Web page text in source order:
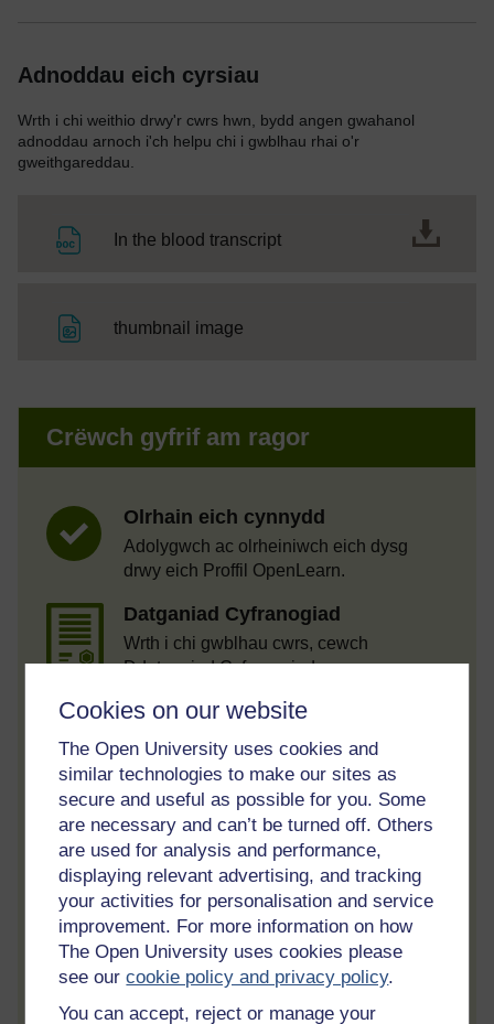
Cookies on our website
The Open University uses cookies and
similar technologies to make our sites as
secure and useful as possible for you. Some
are necessary and can’t be turned off. Others
are used for analysis and performance,
displaying relevant advertising, and tracking
your activities for personalisation and service
improvement. For more information on how
The Open University uses cookies please
see ourcookie policy and privacy policy.
You can accept, reject or manage your
Adnoddau eich cyrsiau
Wrth i chi weithio drwy'r cwrs hwn, bydd angen gwahanol
adnoddau arnoch i'ch helpu chi i gwblhau rhai o'r
gweithgareddau.
In the blood transcriptFfeil
thumbnail image
Crëwch gyfrif am ragor
Olrhain eich cynnydd
Adolygwch ac olrheiniwch eich dysg
drwy eich Proffil OpenLearn.
Datganiad Cyfranogiad
Wrth i chi gwblhau cwrs, cewch
Ddatganiad Cyfranogiad.
Gweld holl weithgareddau'r cwrs
Cymryd rhan yng nghwisiau cyrsiau a
gweld yr holl ddysg.
Adolygu'r cwrs
Pan fyddwch wedi cwblhau cwrs,
gadewch adolygiad a mynegwch eich
barn i eraill.
Creu cyfrif / Mewngofnodi